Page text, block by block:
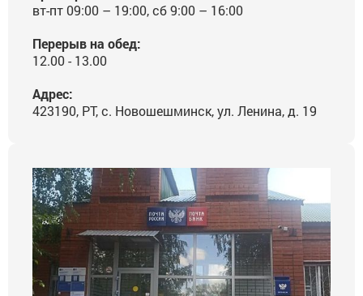
вт-пт 09:00 – 19:00, сб 9:00 – 16:00
Перерыв на обед:
12.00 - 13.00
Адрес:
423190, РТ, с. Новошешминск, ул. Ленина, д. 19